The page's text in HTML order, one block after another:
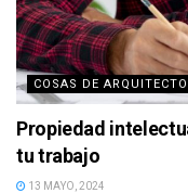
COSAS DE
Propiedad
tu trabajo
13 MAYO, 2024